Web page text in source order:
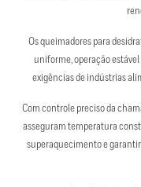
Os queimadores para
uniforme, operação
exigências de indústrias
Com controle preciso da
asseguram temperatura
superaquecimento e